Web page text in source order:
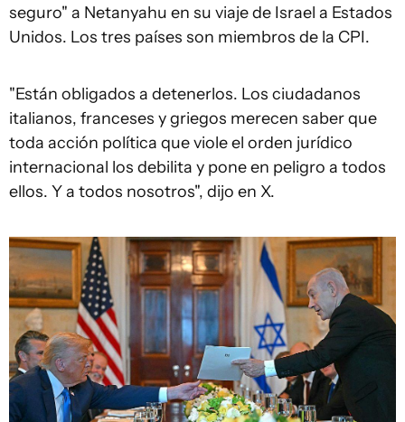
seguro" a Netanyahu en su viaje de Israel a Estados
Unidos. Los tres países son miembros de la CPI.
"Están obligados a detenerlos. Los ciudadanos
italianos, franceses y griegos merecen saber que
toda acción política que viole el orden jurídico
internacional los debilita y pone en peligro a todos
ellos. Y a todos nosotros", dijo en X.